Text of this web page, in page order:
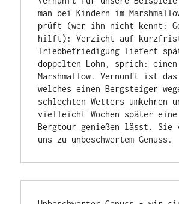
man bei Kindern im
prüft (wer ihn nicht kennt:
hilft): Verzicht auf
Triebbefriedigung liefert
doppelten Lohn, sprich:
Marshmallow. Vernunft ist das
welches einen Bergsteiger
schlechten Wetters umkehren
vielleicht Wochen später
Bergtour genießen lässt.
uns zu unbeschwertem Genuss.